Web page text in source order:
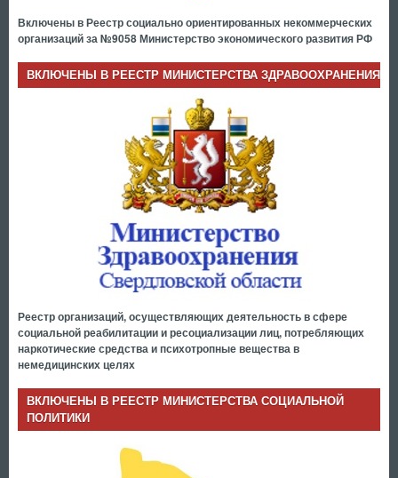
Включены в Реестр социально ориентированных некоммерческих
организаций за №9058 Министерство экономического развития РФ
ВКЛЮЧЕНЫ В РЕЕСТР МИНИСТЕРСТВА ЗДРАВООХРАНЕНИЯ
Реестр организаций, осуществляющих деятельность в сфере
социальной реабилитации и ресоциализации лиц, потребляющих
наркотические средства и психотропные вещества в
немедицинских целях
ВКЛЮЧЕНЫ В РЕЕСТР МИНИСТЕРСТВА СОЦИАЛЬНОЙ
ПОЛИТИКИ